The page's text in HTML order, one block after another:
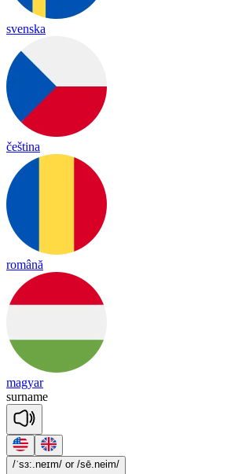
svenska
čeština
română
magyar
surname
/ˈsɜ:.neɪm/ or /sē.neim/